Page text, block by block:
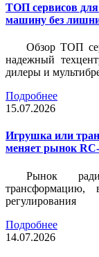
ТОП сервисов
машину без
Обзор ТОП
надежный
дилеры и
Подробнее
15.07.2026
Игрушка или
меняет рынок
Рынок
трансформацию,
регулирования
Подробнее
14.07.2026